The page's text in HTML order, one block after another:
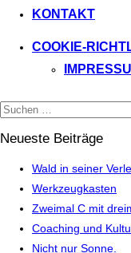
KONTAKT
COOKIE-
Suchen
nach:
Neueste Beiträge
Wald in seiner
Werkzeugkasten
Zweimal C mit
Coaching und
Nicht nur Sonne.